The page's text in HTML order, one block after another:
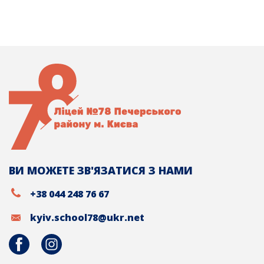
ВИ МОЖЕТЕ ЗВ'ЯЗАТИСЯ З НАМИ
+38 044 248 76 67
kyiv.school78@ukr.net